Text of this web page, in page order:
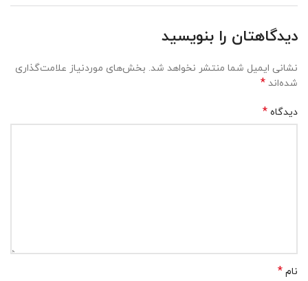
دیدگاهتان را بنویسید
نشانی ایمیل شما منتشر نخواهد شد. بخش‌های موردنیاز علامت‌گذاری
شده‌اند *
دیدگاه *
نام *